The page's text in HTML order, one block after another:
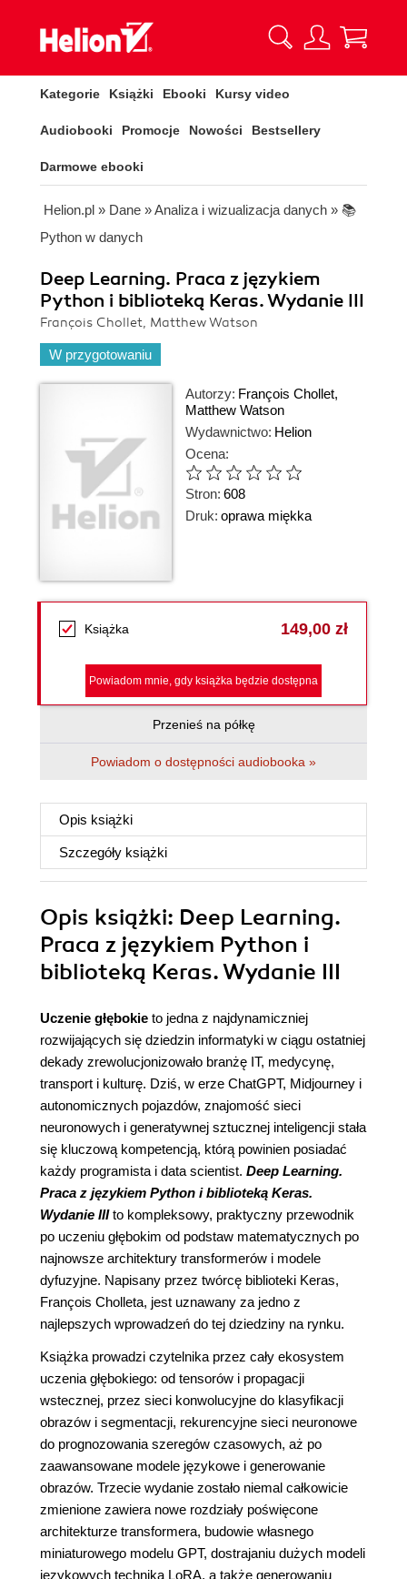
Kategorie Książki Ebooki Kursy video
Audiobooki Promocje Nowości Bestsellery
Darmowe ebooki
Helion.pl » Dane »Analiza i wizualizacja danych » 📚
Python w danych
Deep Learning. Praca z językiem
Python i biblioteką Keras. Wydanie III
François Chollet, Matthew Watson
W przygotowaniu
Autorzy: François Chollet,
Matthew Watson
Wydawnictwo: Helion
Ocena:
Stron: 608
Druk: oprawa miękka
Książka 149,00 zł
Powiadom mnie, gdy książka będzie dostępna
Przenieś na półkę
Powiadom o dostępności audiobooka »
Opis książki
Szczegóły książki
Opis książki: Deep Learning.
Praca z językiem Python i
biblioteką Keras. Wydanie III
Uczenie głębokie to jedna z najdynamiczniej
rozwijających się dziedzin informatyki w ciągu ostatniej
dekady zrewolucjonizowało branżę IT, medycynę,
transport i kulturę. Dziś, w erze ChatGPT, Midjourney i
autonomicznych pojazdów, znajomość sieci
neuronowych i generatywnej sztucznej inteligencji stała
się kluczową kompetencją, którą powinien posiadać
każdy programista i data scientist. Deep Learning.
Praca z językiem Python i biblioteką Keras.
Wydanie IIIto kompleksowy, praktyczny przewodnik
po uczeniu głębokim od podstaw matematycznych po
najnowsze architektury transformerów i modele
dyfuzyjne. Napisany przez twórcę biblioteki Keras,
François Cholleta, jest uznawany za jedno z
najlepszych wprowadzeń do tej dziedziny na rynku.
Książka prowadzi czytelnika przez cały ekosystem
uczenia głębokiego: od tensorów i propagacji
wstecznej, przez sieci konwolucyjne do klasyfikacji
obrazów i segmentacji, rekurencyjne sieci neuronowe
do prognozowania szeregów czasowych, aż po
zaawansowane modele językowe i generowanie
obrazów. Trzecie wydanie zostało niemal całkowicie
zmienione zawiera nowe rozdziały poświęcone
architekturze transformera, budowie własnego
miniaturowego modelu GPT, dostrajaniu dużych modeli
językowych techniką LoRA, a także generowaniu